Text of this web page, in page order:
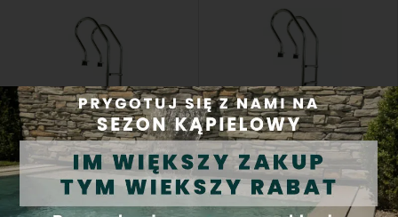
Drabinka wykonana jest ze stali
nierdzewnej ...
Kod produktu:7032
Wysyłka w ciągu 24 h
Drabinka wykonana jest ze stali
nierdzewnej ...
Kod produktu:7033
Wysyłka w ciągu 24 h